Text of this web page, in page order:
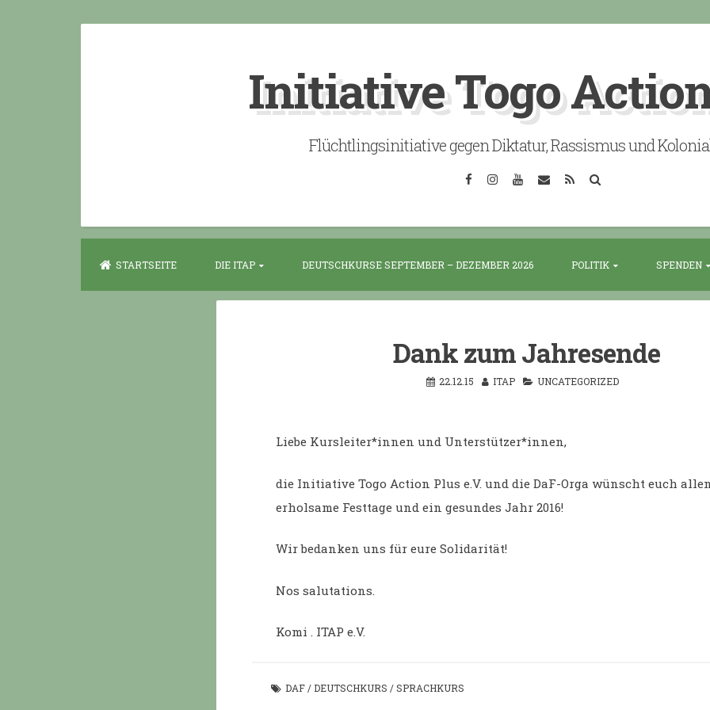
Initiative Togo
Flüchtlingsinitiative gegen Diktatur, Rassismus und
FacebookInstagramYouTube
EmailRSS
STARTSEITE DIE ITAP DEUTSCHKURSE SEPTEMBER – DEZEMBER 2026 POLITIK SPENDEN
Dank zum Jahresende
22.12.15 ITAP UNCATEGORIZED
Liebe Kursleiter*innen und Unterstützer*innen,
die Initiative Togo Action Plus e.V. und die DaF-Orga wünscht euch
erholsame Festtage und ein gesundes Jahr 2016!
Wir bedanken uns für eure Solidarität!
Nos salutations.
Komi . ITAP e.V.
DAF / DEUTSCHKURS /SPRACHKURS